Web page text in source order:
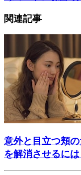
関連記事
意外と目立つ頬
を解消させるには